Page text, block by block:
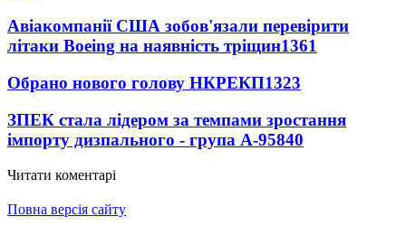
Авіакомпанії США зобов'язали перевірити
літаки Boeing на наявність тріщин1361
Обрано нового голову НКРЕКП1323
ЗПЕК стала лідером за темпами зростання
імпорту дизпального - група А-95840
Читати коментарі
Повна версія сайту